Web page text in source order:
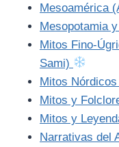
Mesoamérica
Mesopotamia
Mitos Fino-
Sami)
Mitos
Mitos y
Mitos y
Narrativas del